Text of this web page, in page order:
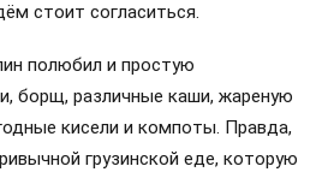
стоит согласиться.
полюбил и простую
борщ, различные каши, жареную
кисели и компоты. Правда,
грузинской еде, которую